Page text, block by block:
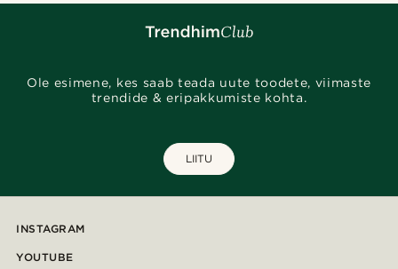
Ole esimene, kes saab teada uute toodete, viimaste
trendide & eripakkumiste kohta.
LIITU
INSTAGRAM
YOUTUBE